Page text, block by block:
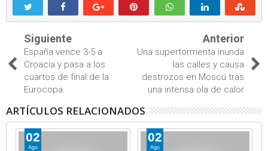
Siguiente
España vence 3-5 a
Croacia y pasa a los
cuartos de final de la
Eurocopa
Anterior
Una supertormenta inunda
las calles y causa
destrozos en Moscú tras
una intensa ola de calor
ARTÍCULOS RELACIONADOS
02
Ago
02
Ago